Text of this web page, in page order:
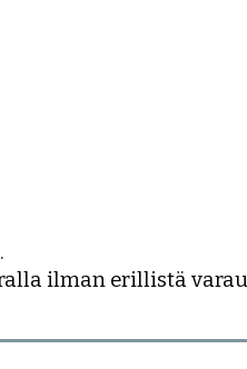
.
ilman erillistä